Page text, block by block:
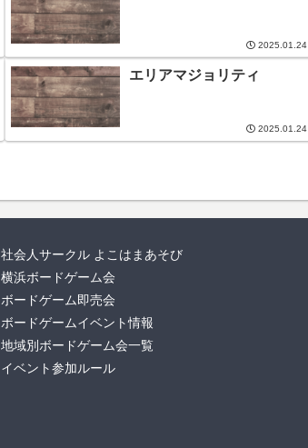
2025.01.24
エリアマジョリティ
2025.01.24
社会人サークル よこはまあそび
横浜ボードゲーム会
ボードゲーム即売会
ボードゲームイベント情報
地域別ボードゲーム会一覧
イベント参加ルール